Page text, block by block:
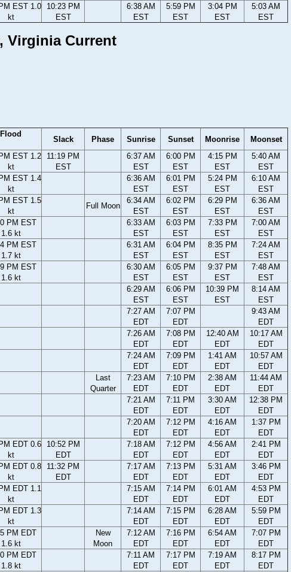
EST 1.0
kt
10:23 PM
EST
6:38 AM
EST
5:59 PM
EST
3:04 PM
EST
5:03 AM
EST
Virginia Current
Flood
Slack Phase Sunrise Sunset Moonrise
Moonset
EST 1.2
kt
11:19 PM
EST
6:37 AM
EST
6:00 PM
EST
4:15 PM
EST
5:40 AM
EST
EST 1.4
kt
6:36 AM
EST
6:01 PM
EST
5:24 PM
EST
6:10 AM
EST
EST 1.5
kt
Full Moon
6:34 AM
EST
6:02 PM
EST
6:29 PM
EST
6:36 AM
EST
PM EST
1.6 kt
6:33 AM
EST
6:03 PM
EST
7:33 PM
EST
7:00 AM
EST
PM EST
1.7 kt
6:31 AM
EST
6:04 PM
EST
8:35 PM
EST
7:24 AM
EST
PM EST
1.6 kt
6:30 AM
EST
6:05 PM
EST
9:37 PM
EST
7:48 AM
EST
6:29 AM
EST
6:06 PM
EST
10:39 PM
EST
8:14 AM
EST
7:27 AM
EDT
7:07 PM
EDT
9:43 AM
EDT
7:26 AM
EDT
7:08 PM
EDT
12:40 AM
EDT
10:17 AM
EDT
7:24 AM
EDT
7:09 PM
EDT
1:41 AM
EDT
10:57 AM
EDT
Last
Quarter
7:23 AM
EDT
7:10 PM
EDT
2:38 AM
EDT
11:44 AM
EDT
7:21 AM
EDT
7:11 PM
EDT
3:30 AM
EDT
12:38 PM
EDT
7:20 AM
EDT
7:12 PM
EDT
4:16 AM
EDT
1:37 PM
EDT
EDT 0.6
kt
10:52 PM
EDT
7:18 AM
EDT
7:12 PM
EDT
4:56 AM
EDT
2:41 PM
EDT
EDT 0.8
kt
11:32 PM
EDT
7:17 AM
EDT
7:13 PM
EDT
5:31 AM
EDT
3:46 PM
EDT
EDT 1.1
kt
7:15 AM
EDT
7:14 PM
EDT
6:01 AM
EDT
4:53 PM
EDT
EDT 1.3
kt
7:14 AM
EDT
7:15 PM
EDT
6:28 AM
EDT
5:59 PM
EDT
PM EDT
1.6 kt
New
Moon
7:12 AM
EDT
7:16 PM
EDT
6:54 AM
EDT
7:07 PM
EDT
PM EDT
1.8 kt
7:11 AM
EDT
7:17 PM
EDT
7:19 AM
EDT
8:17 PM
EDT